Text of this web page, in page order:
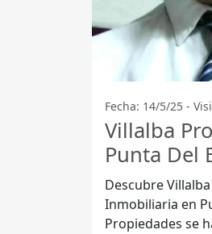
Fecha: 14/5/25 -
Villalba
Punta Del
Descubre
Inmobiliaria en Punta
Propiedades se